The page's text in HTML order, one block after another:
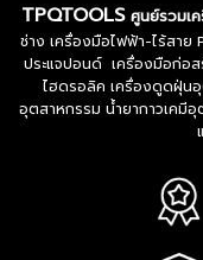
TPQTOOLS ศูนย์รวมเ
ช่าง เครื่องมือไฟฟ้า-ไร้สาย
ประแจปอนด์ เครื่องมือก่อ
ไฮดรอลิค เครื่องดูดฝุ่น
อุตสาหกรรม น้ำยากาวเคมี